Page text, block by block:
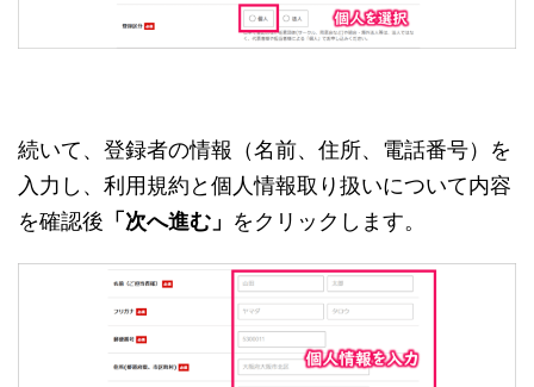
続いて、登録者の情報（名前、住所、電話番号）を
入力し、利用規約と個人情報取り扱いについて内容
を確認後 「次へ進む」 をクリックします。